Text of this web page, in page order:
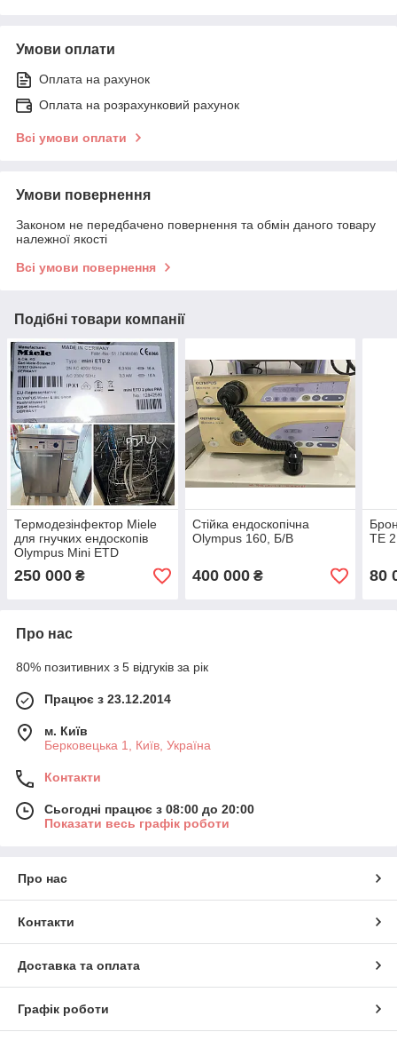
Умови оплати
Оплата на рахунок
Оплата на розрахунковий рахунок
Всі умови оплати
Умови повернення
Законом не передбачено повернення та обмін даного товару
належної якості
Всі умови повернення
Подібні товари компанії
Термодезінфектор Miele
для гнучких ендоскопів
Olympus Mini ETD
250 000 ₴
Стійка ендоскопічна
Olympus 160, Б/В
400 000₴
TE 2
80
Про нас
80% позитивних з 5 відгуків за рік
Працює з 23.12.2014
м. Київ
Берковецька 1, Київ, Україна
Контакти
Сьогодні працює з 08:00 до 20:00
Показати весь графік роботи
Про нас
Контакти
Доставка та оплата
Графік роботи